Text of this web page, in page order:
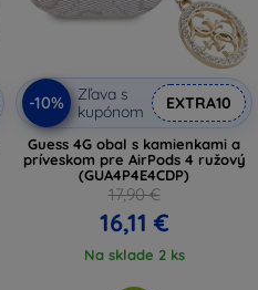
-10%
Zľava s
kupónom
EXTRA10
Guess 4G obal s kamienkami a
príveskom pre AirPods 4 ružový
(GUA4P4E4CDP)
17,90 €
16,11 €
Na sklade 2 ks